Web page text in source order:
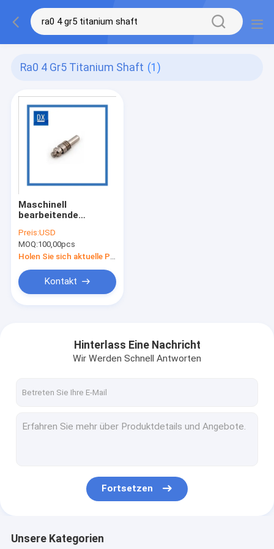
Ra0 4 Gr5 Titanium Shaft (1)
Maschinell
bearbeitende
Titanrundkopf der
wellen-Gr5 mit Faden
Preis:USD
MOQ:100,00pcs
Kontakt
Hinterlass Eine Nachricht
Wir Werden Schnell Antworten
Fortsetzen
Unsere Kategorien